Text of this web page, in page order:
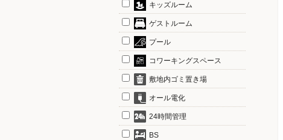
キッズルーム
ゲストルーム
プール
コワーキングスペース
敷地内ゴミ置き場
オール電化
24時間管理
BS